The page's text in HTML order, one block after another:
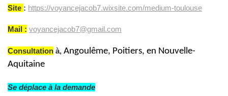
Site : https://voyancejacob7.wixsite.com/medium-toulouse
Mail : voyancejacob7@gmail.com
Consultation à, Angoulême, Poitiers, en Nouvelle-
Aquitaine
Se déplace à la demande